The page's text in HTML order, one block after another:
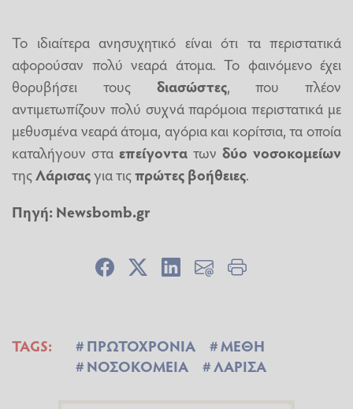
Το ιδιαίτερα ανησυχητικό είναι ότι τα περιστατικά
αφορούσαν πολύ νεαρά άτομα. Το φαινόμενο έχει
θορυβήσει τους διασώστες, που πλέον
αντιμετωπίζουν πολύ συχνά παρόμοια περιστατικά με
μεθυσμένα νεαρά άτομα, αγόρια και κορίτσια, τα οποία
καταλήγουν στα επείγοντα των δύο νοσοκομείων
τηςΛάρισαςγια τιςπρώτες βοήθειες.
Πηγή: Newsbomb.gr
TAGS: ΠΡΩΤΟΧΡΟΝΙΑ
ΜΕΘΗ
ΝΟΣΟΚΟΜΕΙΑ
ΛΑΡΙΣΑ